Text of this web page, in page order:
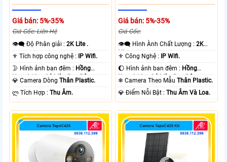
Giá bán: 5%-35%
Giá Gốc: Liên Hệ
👁️‍🗨 Độ Phân giải :2K Lite .
⚜️ Tích hợp công nghệ :
IP Wifi.
🌛 Hình ảnh ban đêm : Hồng
Ngoại 10m Có Màu Ban Ðêm.
💎 Camera DòngThân Plastic.
️ლ Tích Hợp :Thu Âm.
Giá bán: 5%-35%
Giá Gốc:
👁️‍🗨 Hình Ành Chất Lượng :2K
Lite .
⚜️ Công Nghệ :
IP Wifi.
🌔 Hình ảnh ban đêm : Hồng
Ngoại 10m Có Màu Ban Ðêm.
❄ Camera Theo MẫuThân Plastic.
️💎 Điểm Nỗi Bật :Thu Âm Và Loa.